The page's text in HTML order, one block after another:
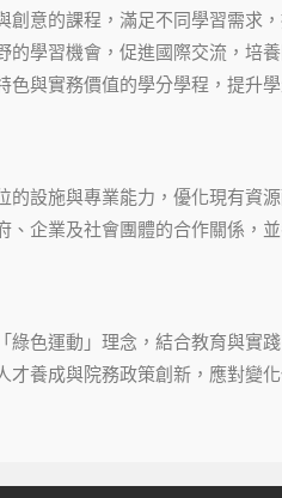
創意的課程，滿足不同學習需求
的學習機會，促進國際交流，培
色與實務價值的學分學程，提升
的設施與專業能力，優化現有資
、企業及社會團體的合作關係，
綠色運動」理念，結合教育與實
才養成與院務政策創新，應對變